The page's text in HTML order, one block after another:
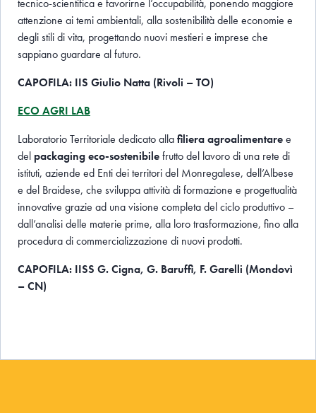
tecnico-scientifica e favorirne l’occupabilità, ponendo maggiore
attenzione ai temi ambientali, alla sostenibilità delle economie e
degli stili di vita, progettando nuovi mestieri e imprese che
sappiano guardare al futuro.
CAPOFILA: IIS Giulio Natta (Rivoli – TO)
ECO AGRI LAB
Laboratorio Territoriale dedicato allafiliera agroalimentaree
del packaging eco-sostenibilefrutto del lavoro di una rete di
istituti, aziende ed Enti dei territori del Monregalese, dell’Albese
e del Braidese, che sviluppa attività di formazione e progettualità
innovative grazie ad una visione completa del ciclo produttivo –
dall’analisi delle materie prime, alla loro trasformazione, fino alla
procedura di commercializzazione di nuovi prodotti.
CAPOFILA: IISS G. Cigna, G. Baruffi, F. Garelli (Mondovì
– CN)